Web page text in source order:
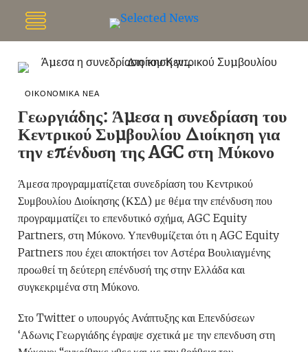
ΟΙΚΟΝΟΜΙΚΑ ΝΕΑ
Γεωργιάδης: Άμεσα η συνεδρίαση του
Κεντρικού Συμβουλίου Διοίκηση για
την επένδυση της AGC στη Μύκονο
Άμεσα προγραμματίζεται συνεδρίαση του Κεντρικού
Συμβουλίου Διοίκησης (ΚΣΔ) με θέμα την επένδυση που
προγραμματίζει το επενδυτικό σχήμα, AGC Equity
Partners, στη Μύκονο. Υπενθυμίζεται ότι η AGC Equity
Partners που έχει αποκτήσει τον Αστέρα Βουλιαγμένης
προωθεί τη δεύτερη επένδυσή της στην Ελλάδα και
συγκεκριμένα στη Μύκονο.
Στο Twitter ο υπουργός Ανάπτυξης και Επενδύσεων
‘Αδωνις Γεωργιάδης έγραψε σχετικά με την επενδυση στη